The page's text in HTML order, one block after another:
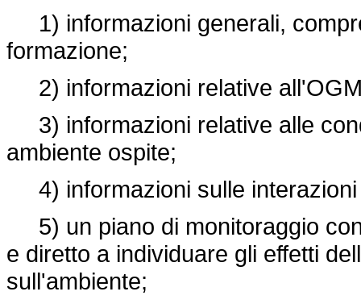
1) informazioni generali,
formazione;
2) informazioni relative
3) informazioni relative alle
ambiente ospite;
4) informazioni sulle interazioni
5) un piano di monitoraggio
e diretto a individuare gli effetti
sull'ambiente;